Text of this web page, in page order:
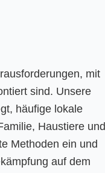
mit
sind. Unsere
häufige lokale
Haustiere und
Methoden ein und
auf dem